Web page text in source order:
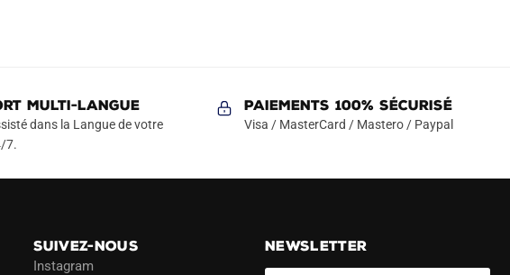
MULTI-LANGUE
dans la Langue de votre
7.
Paiements 100% Sécurisé
Visa / MasterCard / Mastero / Paypal
SUIVEZ-NOUS
Instagram
NEWSLETTER